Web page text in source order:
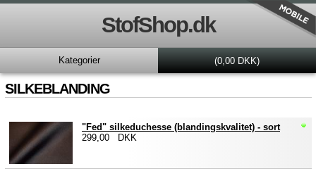
StofShop.dk
Kategorier (0,00 DKK)
SILKEBLANDING
"Fed" silkeduchesse (blandingskvalitet) - sort
299,00 DKK